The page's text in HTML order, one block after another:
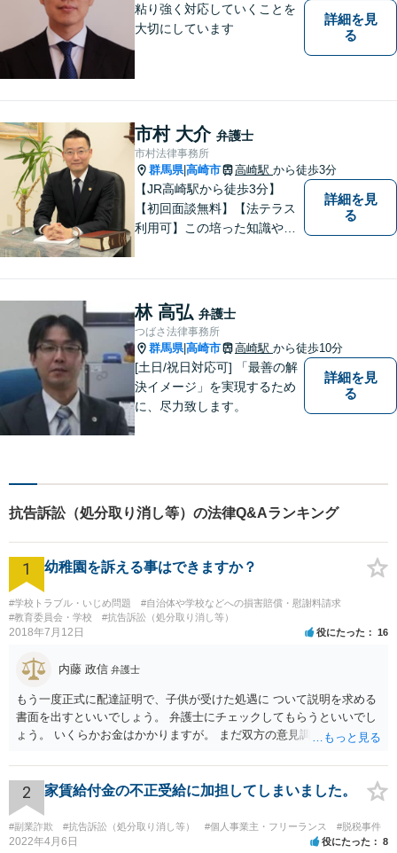
粘り強く対応していくことを
大切にしています
詳細を見
る
市村 大介 弁護士
市村法律事務所
群馬県|高崎市 高崎駅 から徒歩3分
【JR高崎駅から徒歩3分】
【初回面談無料】【法テラス
利用可】この培った知識や経
す。お気軽にご相談くださ
い。
詳細を見
る
林 高弘 弁護士
つばさ法律事務所
群馬県|高崎市 高崎駅 から徒歩10分
[土日/祝日対応可] 「最善の解
決イメージ」を実現するため
に、尽力致します。
詳細を見
る
抗告訴訟（処分取り消し等）の法律Q&Aランキング
1 幼稚園を訴える事はできますか？
#学校トラブル・いじめ問題
#自治体や学校などへの損害賠償・慰謝料請求
#教育委員会・学校
#抗告訴訟（処分取り消し等）
2018年7月12日 役にたった 16
内藤 政信 弁護士
もう一度正式に配達証明で、子供が受けた処遇に ついて説明を求める
書面を出すといいでしょう。 弁護士にチェックしてもらうといいでし
ょう。 いくらかお金はかかりますが。 まだ双方の意見調整が必要です
2 家賃給付金の不正受給に加担してしまいました。
#副業詐欺 #抗告訴訟（処分取り消し等） #個人事業主・フリーランス #脱税事件
2022年4月6日 役にたった 8